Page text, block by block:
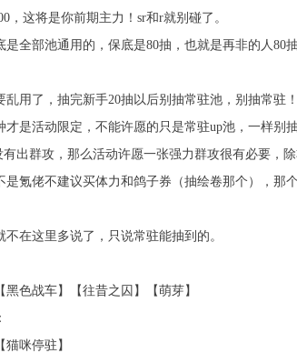
，这将是你前期主力！sr和r就别碰了。
是全部池通用的，保底是80抽，也就是再非的人80抽
乱用了，抽完新手20抽以后别抽常驻池，别抽常驻
才是活动限定，不能许愿的只是常驻up池，一样别抽
有出群攻，那么活动许愿一张强力群攻很有必要，除
是氪佬不建议买体力和鸽子券（抽绘卷那个），那
不在这里多说了，只说常驻能抽到的。
黑色战车】【往昔之囚】【萌芽】
猫咪停驻】